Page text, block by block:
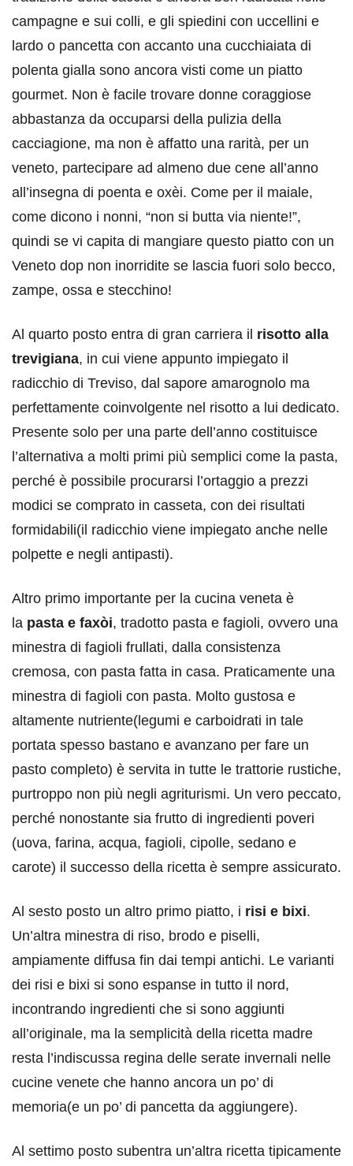
campagne e sui colli, e gli spiedini con uccellini e
lardo o pancetta con accanto una cucchiaiata di
polenta gialla sono ancora visti come un piatto
gourmet. Non è facile trovare donne coraggiose
abbastanza da occuparsi della pulizia della
cacciagione, ma non è affatto una rarità, per un
veneto, partecipare ad almeno due cene all’anno
all’insegna di poenta e oxèi. Come per il maiale,
come dicono i nonni, “non si butta via niente!”,
quindi se vi capita di mangiare questo piatto con un
Veneto dop non inorridite se lascia fuori solo becco,
zampe, ossa e stecchino!
Al quarto posto entra di gran carriera il risotto alla
trevigiana, in cui viene appunto impiegato il
radicchio di Treviso, dal sapore amarognolo ma
perfettamente coinvolgente nel risotto a lui dedicato.
Presente solo per una parte dell’anno costituisce
l’alternativa a molti primi più semplici come la pasta,
perché è possibile procurarsi l’ortaggio a prezzi
modici se comprato in casseta, con dei risultati
formidabili(il radicchio viene impiegato anche nelle
polpette e negli antipasti).
Altro primo importante per la cucina veneta è
la pasta e faxòi, tradotto pasta e fagioli, ovvero una
minestra di fagioli frullati, dalla consistenza
cremosa, con pasta fatta in casa. Praticamente una
minestra di fagioli con pasta. Molto gustosa e
altamente nutriente(legumi e carboidrati in tale
portata spesso bastano e avanzano per fare un
pasto completo) è servita in tutte le trattorie rustiche,
purtroppo non più negli agriturismi. Un vero peccato,
perché nonostante sia frutto di ingredienti poveri
(uova, farina, acqua, fagioli, cipolle, sedano e
carote) il successo della ricetta è sempre assicurato.
Al sesto posto un altro primo piatto, i risi e bixi.
Un’altra minestra di riso, brodo e piselli,
ampiamente diffusa fin dai tempi antichi. Le varianti
dei risi e bixi si sono espanse in tutto il nord,
incontrando ingredienti che si sono aggiunti
all’originale, ma la semplicità della ricetta madre
resta l’indiscussa regina delle serate invernali nelle
cucine venete che hanno ancora un po’ di
memoria(e un po’ di pancetta da aggiungere).
Al settimo posto subentra un’altra ricetta tipicamente